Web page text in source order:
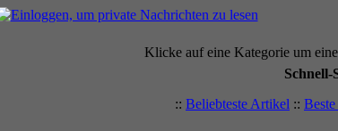
Klicke auf eine Kategorie um
Schnell-
:: Beliebteste Artikel ::